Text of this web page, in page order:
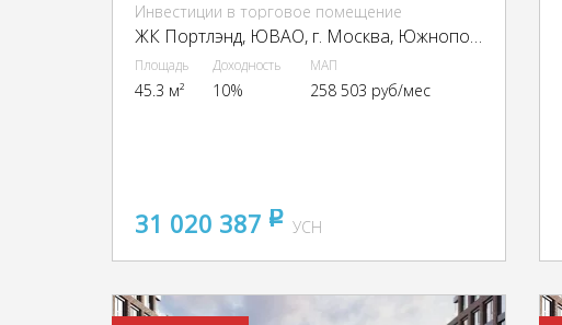
Инвестиции в торговое помещение
ЖК Портлэнд, ЮВАО, г. Москва, Южнопортовая ул., 42с5
Площадь
45.3 м²
Доходность
10%
МАП
258 503 руб/мес
31 020 387 pуб
УСН